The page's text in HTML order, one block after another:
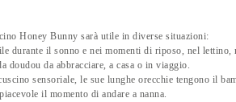
Honey Bunny sarà utile in diverse situazioni:
durante il sonno e nei momenti di riposo, nel lettino,
doudou da abbracciare, a casa o in viaggio.
sensoriale, le sue lunghe orecchie tengono il
il momento di andare a nanna.